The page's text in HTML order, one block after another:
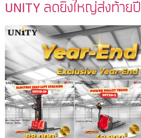
UNITY ลดยิ่งใหญ่ส่งท้าย